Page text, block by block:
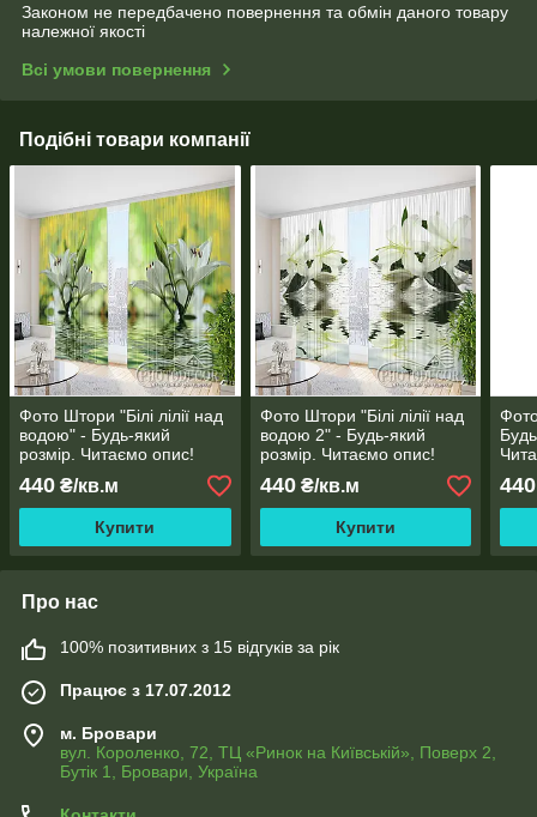
Законом не передбачено повернення та обмін даного товару
належної якості
Всі умови повернення
Подібні товари компанії
Фото Штори "Білі лілії над
водою" - Будь-який
розмір. Читаємо опис!
440 ₴/кв.м
Купити
Фото Штори "Білі лілії над
водою 2" - Будь-який
розмір. Читаємо опис!
440₴/кв.м
Купити
440
Про нас
100% позитивних з 15 відгуків за рік
Працює з 17.07.2012
м. Бровари
вул. Короленко, 72, ТЦ «Ринок на Київській», Поверх 2,
Бутік 1, Бровари, Україна